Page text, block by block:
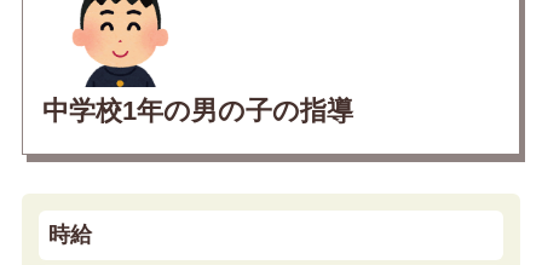
中学校1年の男の子の指導
時給